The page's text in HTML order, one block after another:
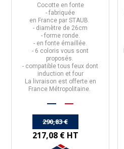
Cocotte en fonte
- fabriquée
en France parSTAUB.
- diamètre de 26cm
- forme ronde.
- enfonte émaillée.
- 6 coloris vous sont
proposés.
- compatible tous feux dont
induction et four
La livraison est offerte en
France Métropolitaine.
290,83 €
217,08 € HT